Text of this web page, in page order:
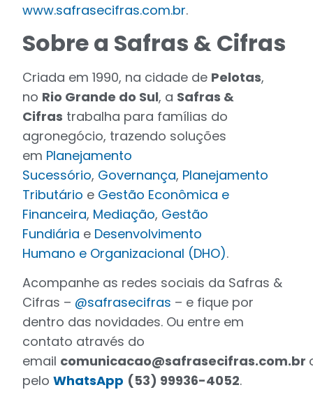
www.safrasecifras.com.br.
Sobre a Safras & Cifras
Criada em 1990, na cidade de Pelotas,
no Rio Grande do Sul, a Safras &
Cifras trabalha para famílias do
agronegócio, trazendo soluções
em Planejamento
Sucessório, Governança, Planejamento
Tributário e Gestão Econômica e
Financeira, Mediação, Gestão
Fundiária e Desenvolvimento
Humano e Organizacional (DHO).
Acompanhe as redes sociais da Safras &
Cifras – @safrasecifras – e fique por
dentro das novidades. Ou entre em
contato através do
email comunicacao@safrasecifras.com.br
peloWhatsApp (53) 99936-4052.